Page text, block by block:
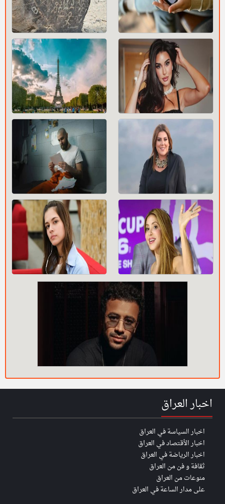
اخبار العراق
اخبار السياسة في العراق
اخبار الأقتصاد في العراق
اخبار الرياضة في العراق
ثقافة و فن من العراق
منوعات من العراق
على مدار الساعة في العراق